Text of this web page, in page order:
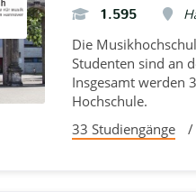
1.595
Die
Studenten sind an
Insgesamt werden
Hochschule.
33 Studiengänge
/